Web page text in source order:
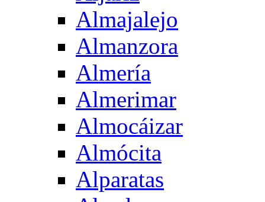
Almajalejo
Almanzora
Almería
Almerimar
Almocáizar
Almócita
Alparatas